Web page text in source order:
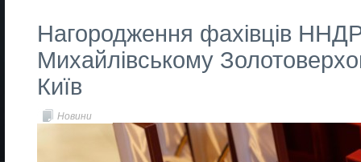
Нагородження фахівців
Михайлівському
Київ
Новини